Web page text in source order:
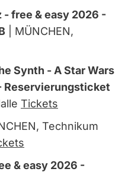
- free & easy 2026 -
| MÜNCHEN,
Synth - A Star Wars
Reservierungsticket
Tickets
Technikum
& easy 2026 -